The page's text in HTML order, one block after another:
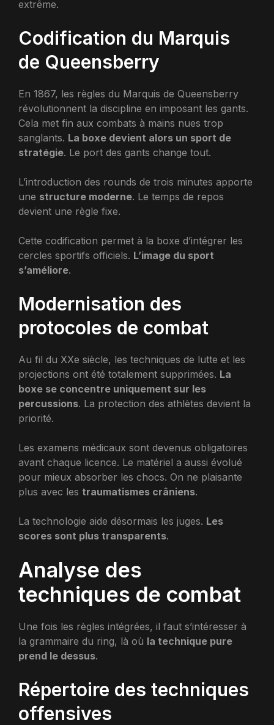
extrême.
Codification du Marquis
de Queensberry
En 1867, les règles du Marquis de Queensberry
révolutionnent la discipline en imposant les gants.
Cela met fin aux combats à mains nues trop
sanglants. La boxe devient alors un sport de
stratégie. Le port des gants change tout.
L’introduction des rounds de trois minutes apporte
une structure moderne. Le temps de repos
devient une règle fixe.
Cette codification permet à la boxe d’intégrer les
cercles sportifs officiels. L’image du sport
s’améliore.
Modernisation des
protocoles de combat
Au fil du XXe siècle, les techniques de lutte et les
projections ont été totalement supprimées. La
boxe se concentre uniquement sur les
percussions. La protection des athlètes devient la
priorité.
Les examens médicaux sont devenus obligatoires
avant chaque licence. Le matériel a aussi évolué
pour mieux absorber les chocs. On ne plaisante
plus avec les traumatismes crâniens.
La technologie aide désormais les juges. Les
scores sont plus transparents.
Analyse des
techniques de combat
Une fois les règles intégrées, il faut s’intéresser à
la grammaire du ring, là où la technique pure
prend le dessus.
Répertoire des techniques
offensives